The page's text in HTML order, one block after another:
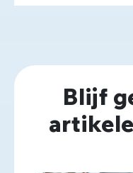
Blijf